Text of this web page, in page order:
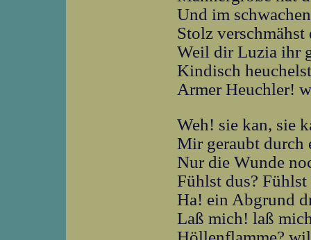
Und im
Stolz
Weil dir Luzia ihr
Kindisch
Armer Heuchler!
Weh! sie kan, sie
Mir geraubt durch
Nur die Wunde
Fühlst dus?
Ha! ein Abgrund
Laß mich! laß